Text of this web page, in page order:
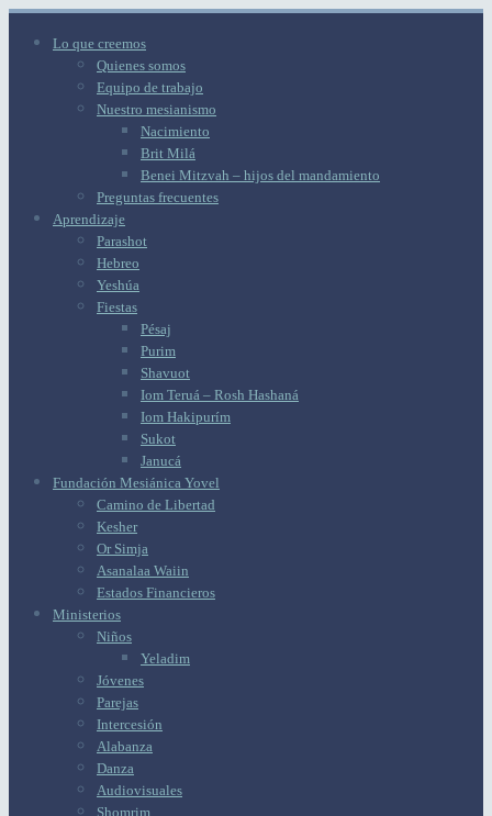
Lo que creemos
Quienes somos
Equipo de trabajo
Nuestro mesianismo
Nacimiento
Brit Milá
Benei Mitzvah – hijos del mandamiento
Preguntas frecuentes
Aprendizaje
Parashot
Hebreo
Yeshúa
Fiestas
Pésaj
Purim
Shavuot
Iom Teruá – Rosh Hashaná
Iom Hakipurím
Sukot
Janucá
Fundación Mesiánica Yovel
Camino de Libertad
Kesher
Or Simja
Asanalaa Waiin
Estados Financieros
Ministerios
Niños
Yeladim
Jóvenes
Parejas
Intercesión
Alabanza
Danza
Audiovisuales
Shomrim